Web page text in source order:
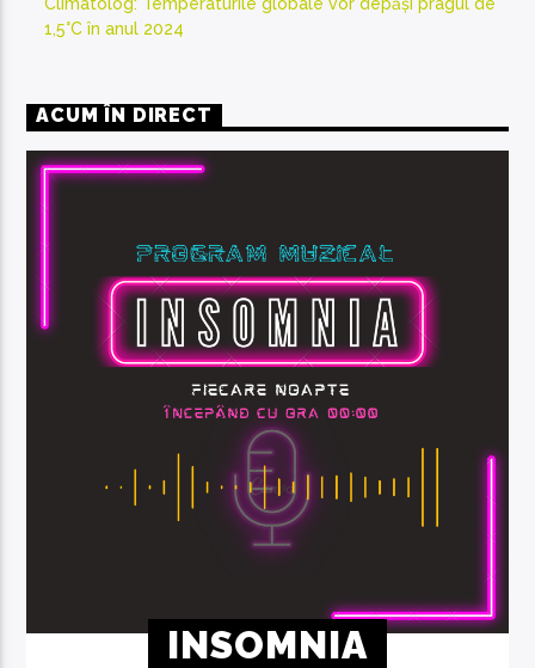
1,5°C în anul 2024
ACUM ÎN DIRECT
INSOMNIA